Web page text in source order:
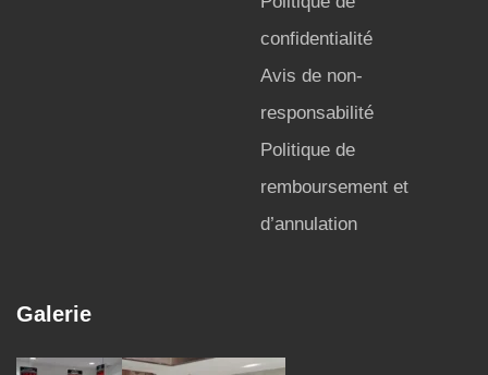
confidentialité
Avis de non-
responsabilité
Politique de
remboursement et
d’annulation
Galerie